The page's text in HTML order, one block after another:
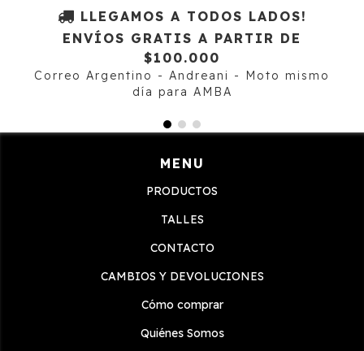
LLEGAMOS A TODOS LADOS!
ENVÍOS GRATIS A PARTIR DE
$100.000
Correo Argentino - Andreani - Moto mismo
día para AMBA
MENU
PRODUCTOS
TALLES
CONTACTO
CAMBIOS Y DEVOLUCIONES
Cómo comprar
Quiénes Somos